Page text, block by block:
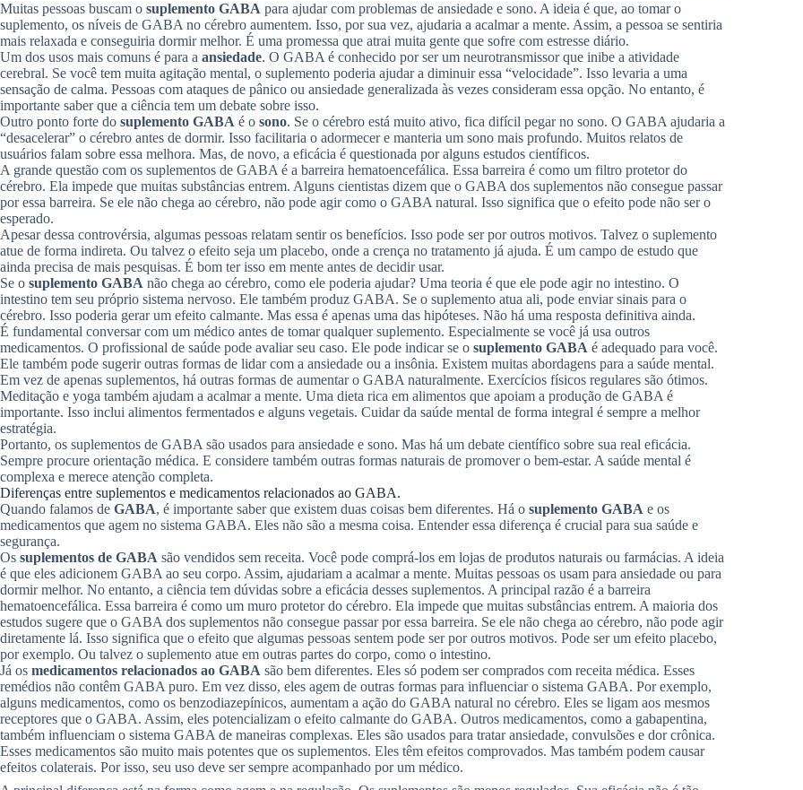
Muitas pessoas buscam o suplemento GABA para ajudar com problemas de ansiedade e sono. A ideia é que, ao tomar o
suplemento, os níveis de GABA no cérebro aumentem. Isso, por sua vez, ajudaria a acalmar a mente. Assim, a pessoa se sentiria
mais relaxada e conseguiria dormir melhor. É uma promessa que atrai muita gente que sofre com estresse diário.
Um dos usos mais comuns é para a ansiedade. O GABA é conhecido por ser um neurotransmissor que inibe a atividade
cerebral. Se você tem muita agitação mental, o suplemento poderia ajudar a diminuir essa “velocidade”. Isso levaria a uma
sensação de calma. Pessoas com ataques de pânico ou ansiedade generalizada às vezes consideram essa opção. No entanto, é
importante saber que a ciência tem um debate sobre isso.
Outro ponto forte do suplemento GABA é o sono. Se o cérebro está muito ativo, fica difícil pegar no sono. O GABA ajudaria a
“desacelerar” o cérebro antes de dormir. Isso facilitaria o adormecer e manteria um sono mais profundo. Muitos relatos de
usuários falam sobre essa melhora. Mas, de novo, a eficácia é questionada por alguns estudos científicos.
A grande questão com os suplementos de GABA é a barreira hematoencefálica. Essa barreira é como um filtro protetor do
cérebro. Ela impede que muitas substâncias entrem. Alguns cientistas dizem que o GABA dos suplementos não consegue passar
por essa barreira. Se ele não chega ao cérebro, não pode agir como o GABA natural. Isso significa que o efeito pode não ser o
esperado.
Apesar dessa controvérsia, algumas pessoas relatam sentir os benefícios. Isso pode ser por outros motivos. Talvez o suplemento
atue de forma indireta. Ou talvez o efeito seja um placebo, onde a crença no tratamento já ajuda. É um campo de estudo que
ainda precisa de mais pesquisas. É bom ter isso em mente antes de decidir usar.
Se o suplemento GABA não chega ao cérebro, como ele poderia ajudar? Uma teoria é que ele pode agir no intestino. O
intestino tem seu próprio sistema nervoso. Ele também produz GABA. Se o suplemento atua ali, pode enviar sinais para o
cérebro. Isso poderia gerar um efeito calmante. Mas essa é apenas uma das hipóteses. Não há uma resposta definitiva ainda.
É fundamental conversar com um médico antes de tomar qualquer suplemento. Especialmente se você já usa outros
medicamentos. O profissional de saúde pode avaliar seu caso. Ele pode indicar se o suplemento GABA é adequado para você.
Ele também pode sugerir outras formas de lidar com a ansiedade ou a insônia. Existem muitas abordagens para a saúde mental.
Em vez de apenas suplementos, há outras formas de aumentar o GABA naturalmente. Exercícios físicos regulares são ótimos.
Meditação e yoga também ajudam a acalmar a mente. Uma dieta rica em alimentos que apoiam a produção de GABA é
importante. Isso inclui alimentos fermentados e alguns vegetais. Cuidar da saúde mental de forma integral é sempre a melhor
estratégia.
Portanto, os suplementos de GABA são usados para ansiedade e sono. Mas há um debate científico sobre sua real eficácia.
Sempre procure orientação médica. E considere também outras formas naturais de promover o bem-estar. A saúde mental é
complexa e merece atenção completa.
Diferenças entre suplementos e medicamentos relacionados ao GABA.
Quando falamos de GABA, é importante saber que existem duas coisas bem diferentes. Há o suplemento GABA e os
medicamentos que agem no sistema GABA. Eles não são a mesma coisa. Entender essa diferença é crucial para sua saúde e
segurança.
Os suplementos de GABA são vendidos sem receita. Você pode comprá-los em lojas de produtos naturais ou farmácias. A ideia
é que eles adicionem GABA ao seu corpo. Assim, ajudariam a acalmar a mente. Muitas pessoas os usam para ansiedade ou para
dormir melhor. No entanto, a ciência tem dúvidas sobre a eficácia desses suplementos. A principal razão é a barreira
hematoencefálica. Essa barreira é como um muro protetor do cérebro. Ela impede que muitas substâncias entrem. A maioria dos
estudos sugere que o GABA dos suplementos não consegue passar por essa barreira. Se ele não chega ao cérebro, não pode agir
diretamente lá. Isso significa que o efeito que algumas pessoas sentem pode ser por outros motivos. Pode ser um efeito placebo,
por exemplo. Ou talvez o suplemento atue em outras partes do corpo, como o intestino.
Já os medicamentos relacionados ao GABA são bem diferentes. Eles só podem ser comprados com receita médica. Esses
remédios não contêm GABA puro. Em vez disso, eles agem de outras formas para influenciar o sistema GABA. Por exemplo,
alguns medicamentos, como os benzodiazepínicos, aumentam a ação do GABA natural no cérebro. Eles se ligam aos mesmos
receptores que o GABA. Assim, eles potencializam o efeito calmante do GABA. Outros medicamentos, como a gabapentina,
também influenciam o sistema GABA de maneiras complexas. Eles são usados para tratar ansiedade, convulsões e dor crônica.
Esses medicamentos são muito mais potentes que os suplementos. Eles têm efeitos comprovados. Mas também podem causar
efeitos colaterais. Por isso, seu uso deve ser sempre acompanhado por um médico.